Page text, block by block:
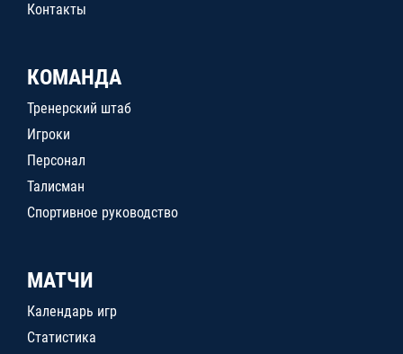
Контакты
КОМАНДА
Тренерский штаб
Игроки
Персонал
Талисман
Спортивное руководство
МАТЧИ
Календарь игр
Статистика